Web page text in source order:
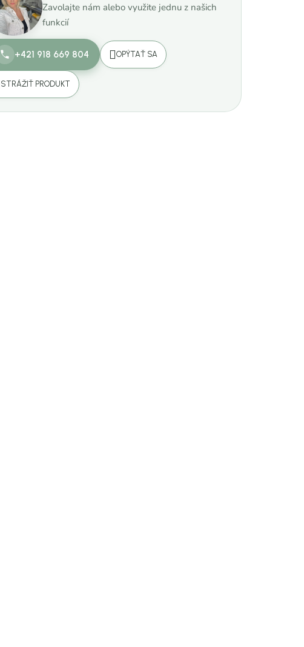
Zavolajte nám alebo využite jednu z našich
funkcií
+421 918 669 804 OPÝTAŤ SA
STRÁŽIŤ PRODUKT